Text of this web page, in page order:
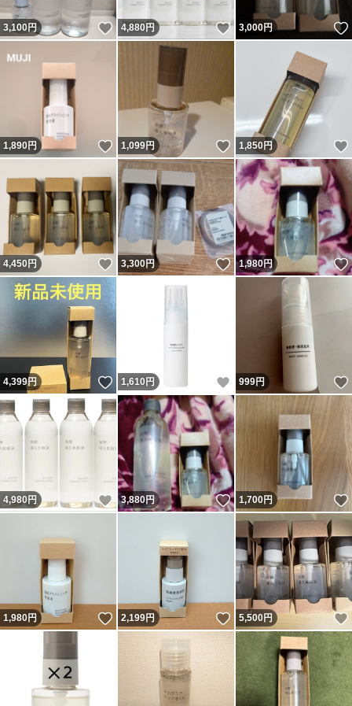
3,100円 いいね！
4,880円 いいね！
3,000円
1,890円 いいね！
1,099円 いいね！
1,850円
4,450円 いいね！
3,300円 いいね！
1,980円
4,399円 いいね！
1,610 円 いいね！
999円
4,980円 いいね！
3,880円 いいね！
1,700円
1,980円 いいね！
2,199円 いいね！
5,500円